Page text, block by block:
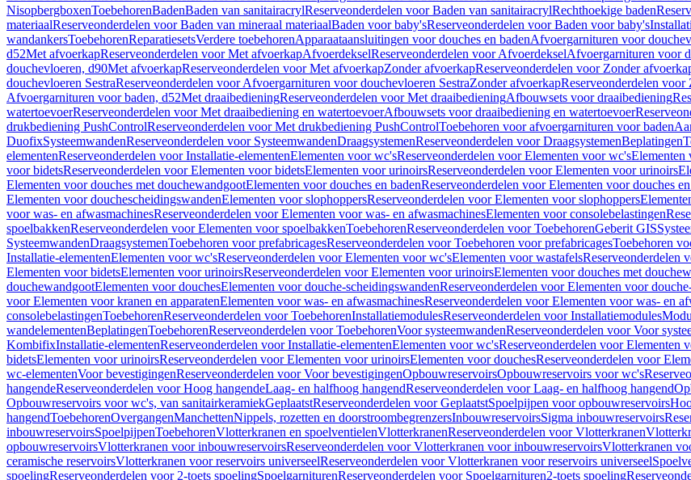
NisopbergboxenToebehorenBadenBaden van sanitairacrylReserveonderdelen voor Baden van sanitairacrylRechthoekige baden
materiaalReserveonderdelen voor Baden van mineraal materiaalBaden voor baby'sReserveonderdelen voor Baden voor baby's
wandankersToebehorenReparatiesetsVerdere toebehorenApparaataansluitingen voor douches en badenAfvoergarnituren voor
d52Met afvoerkapReserveonderdelen voor Met afvoerkapAfvoerdekselReserveonderdelen voor AfvoerdekselAfvoergarnituren voor
douchevloeren, d90Met afvoerkapReserveonderdelen voor Met afvoerkapZonder afvoerkapReserveonderdelen voor Zonder
douchevloeren SestraReserveonderdelen voor Afvoergarnituren voor douchevloeren SestraZonder afvoerkapReserveonderdelen voor
Afvoergarnituren voor baden, d52Met draaibedieningReserveonderdelen voor Met draaibedieningAfbouwsets voor draaibediening
watertoevoerReserveonderdelen voor Met draaibediening en watertoevoerAfbouwsets voor draaibediening en watertoevoer
drukbediening PushControlReserveonderdelen voor Met drukbediening PushControlToebehoren voor afvoergarnituren voor baden
DuofixSysteemwandenReserveonderdelen voor SysteemwandenDraagsystemenReserveonderdelen voor DraagsystemenBeplatingen
elementenReserveonderdelen voor Installatie-elementenElementen voor wc'sReserveonderdelen voor Elementen voor wc'sElementen
voor bidetsReserveonderdelen voor Elementen voor bidetsElementen voor urinoirsReserveonderdelen voor Elementen voor urinoirs
Elementen voor douches met douchewandgootElementen voor douches en badenReserveonderdelen voor Elementen voor douches
Elementen voor douchescheidingswandenElementen voor slophoppersReserveonderdelen voor Elementen voor slophoppers
voor was- en afwasmachinesReserveonderdelen voor Elementen voor was- en afwasmachinesElementen voor consolebelastingen
spoelbakkenReserveonderdelen voor Elementen voor spoelbakkenToebehorenReserveonderdelen voor ToebehorenGeberit GIS
SysteemwandenDraagsystemenToebehoren voor prefabricagesReserveonderdelen voor Toebehoren voor prefabricagesToebehoren
Installatie-elementenElementen voor wc'sReserveonderdelen voor Elementen voor wc'sElementen voor wastafelsReserveonderdelen
Elementen voor bidetsElementen voor urinoirsReserveonderdelen voor Elementen voor urinoirsElementen voor douches met
douchewandgootElementen voor douchesElementen voor douche-scheidingswandenReserveonderdelen voor Elementen voor
voor Elementen voor kranen en apparatenElementen voor was- en afwasmachinesReserveonderdelen voor Elementen voor was- en
consolebelastingenToebehorenReserveonderdelen voor ToebehorenInstallatiemodulesReserveonderdelen voor Installatiemodules
wandelementenBeplatingenToebehorenReserveonderdelen voor ToebehorenVoor systeemwandenReserveonderdelen voor Voor
KombifixInstallatie-elementenReserveonderdelen voor Installatie-elementenElementen voor wc'sReserveonderdelen voor Elementen
bidetsElementen voor urinoirsReserveonderdelen voor Elementen voor urinoirsElementen voor douchesReserveonderdelen voor
wc-elementenVoor bevestigingenReserveonderdelen voor Voor bevestigingenOpbouwreservoirsOpbouwreservoirs voor wc's
hangendeReserveonderdelen voor Hoog hangendeLaag- en halfhoog hangendReserveonderdelen voor Laag- en halfhoog hangend
Opbouwreservoirs voor wc's, van sanitairkeramiekGeplaatstReserveonderdelen voor GeplaatstSpoelpijpen voor opbouwreservoirs
hangendToebehorenOvergangenManchettenNippels, rozetten en doorstroombegrenzersInbouwreservoirsSigma inbouwreservoirs
inbouwreservoirsSpoelpijpenToebehorenVlotterkranen en spoelventielenVlotterkranenReserveonderdelen voor Vlotterkranen
opbouwreservoirsVlotterkranen voor inbouwreservoirsReserveonderdelen voor Vlotterkranen voor inbouwreservoirsVlotterkranen
ceramische reservoirsVlotterkranen voor reservoirs universeelReserveonderdelen voor Vlotterkranen voor reservoirs universeel
spoelingReserveonderdelen voor 2-toets spoelingSpoelgarniturenReserveonderdelen voor Spoelgarnituren2-toets spoeling